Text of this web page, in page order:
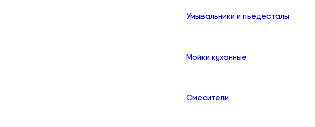
Умывальники и пьедесталы
Мойки кухонные
Смесители